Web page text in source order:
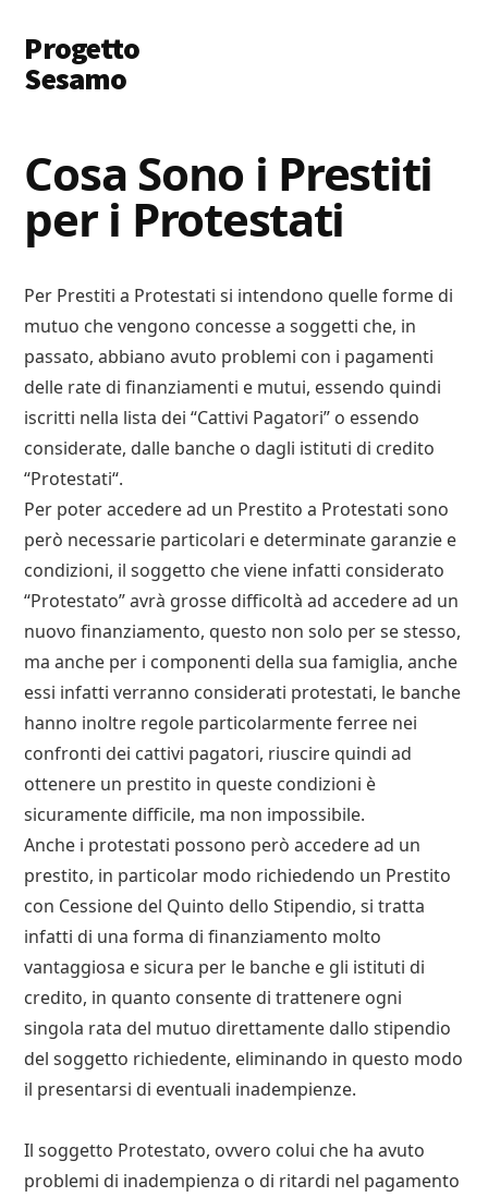
main
content
primary
sidebar
menu
Progetto
Sesamo
Porte
Soldi
Lavoro
Cosa Sono i Prestiti
per i Protestati
Per Prestiti a Protestati si intendono quelle forme di
mutuo che vengono concesse a soggetti che, in
passato, abbiano avuto problemi con i pagamenti
delle rate di finanziamenti e mutui, essendo quindi
iscritti nella lista dei “Cattivi Pagatori” o essendo
considerate, dalle banche o dagli istituti di credito
“Protestati“.
Per poter accedere ad un Prestito a Protestati sono
però necessarie particolari e determinate garanzie e
condizioni, il soggetto che viene infatti considerato
“Protestato” avrà grosse difficoltà ad accedere ad un
nuovo finanziamento, questo non solo per se stesso,
ma anche per i componenti della sua famiglia, anche
essi infatti verranno considerati protestati, le banche
hanno inoltre regole particolarmente ferree nei
confronti dei cattivi pagatori, riuscire quindi ad
ottenere un prestito in queste condizioni è
sicuramente difficile, ma non impossibile.
Anche i protestati possono però accedere ad un
prestito, in particolar modo richiedendo un Prestito
con Cessione del Quinto dello Stipendio, si tratta
infatti di una forma di finanziamento molto
vantaggiosa e sicura per le banche e gli istituti di
credito, in quanto consente di trattenere ogni
singola rata del mutuo direttamente dallo stipendio
del soggetto richiedente, eliminando in questo modo
il presentarsi di eventuali inadempienze.
Il soggetto Protestato, ovvero colui che ha avuto
problemi di inadempienza o di ritardi nel pagamento